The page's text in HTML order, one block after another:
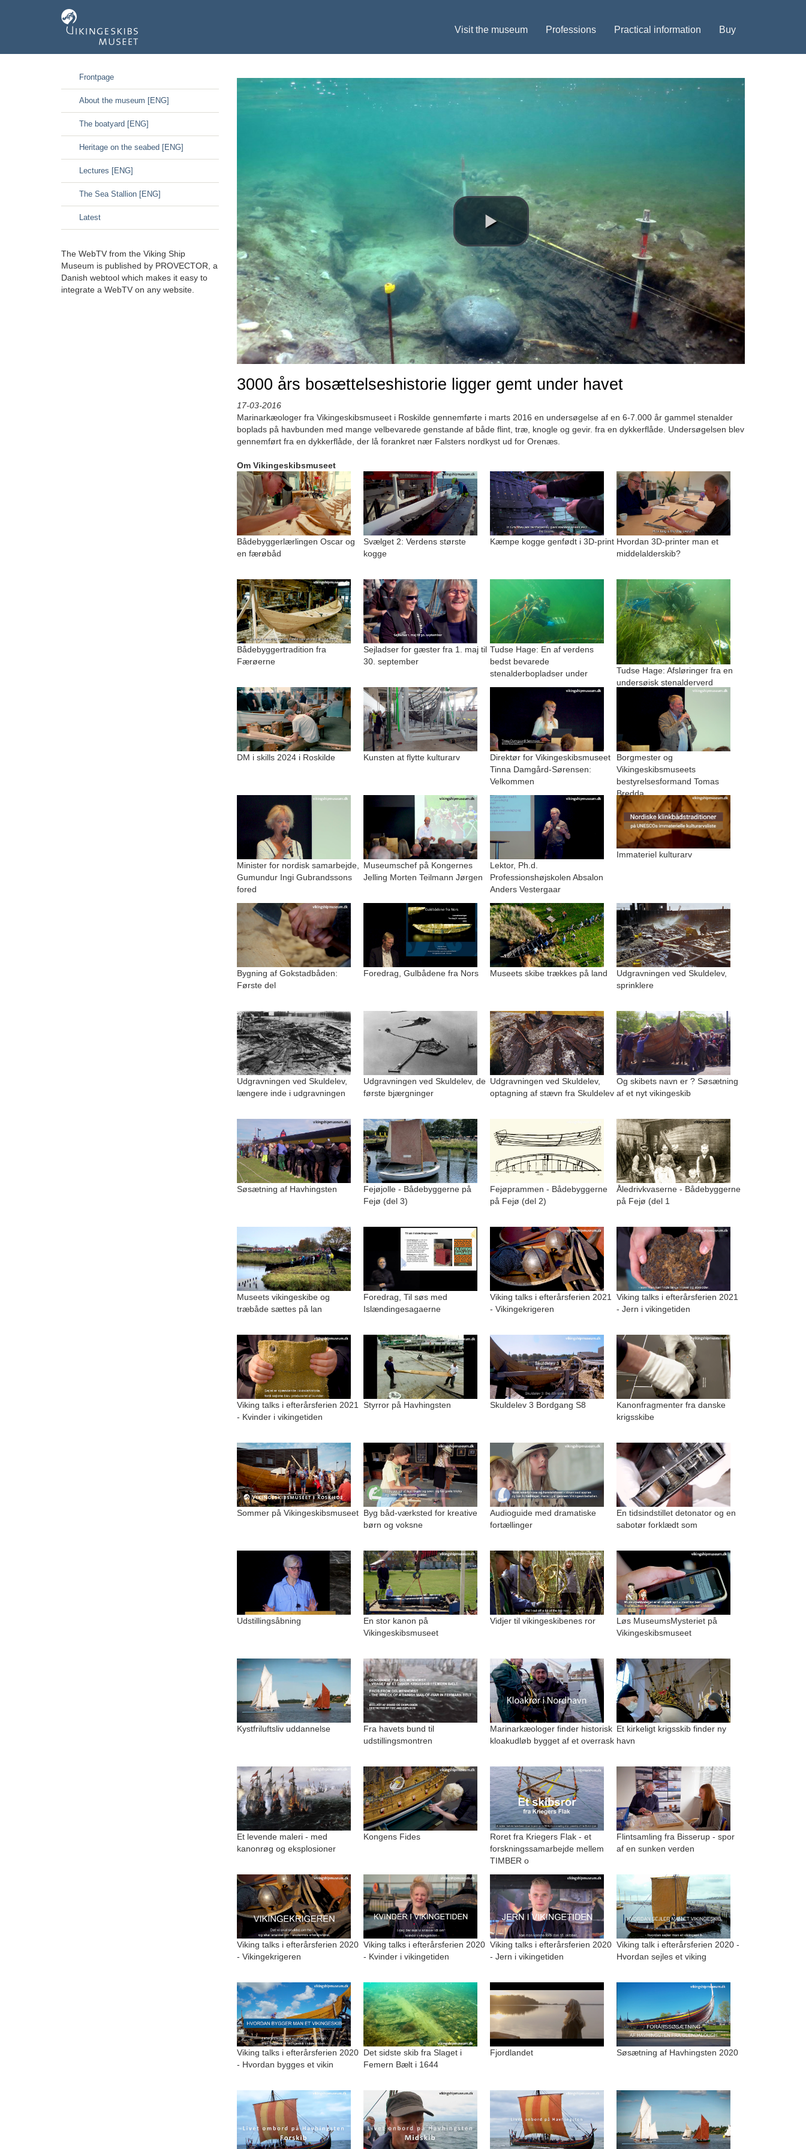
Visit the museum Professions Practical information Buy
Frontpage
About the museum [ENG]
The boatyard [ENG]
Heritage on the seabed [ENG]
Lectures [ENG]
The Sea Stallion [ENG]
Latest
The WebTV from the Viking Ship
Museum is published by PROVECTOR, a
Danish webtool which makes it easy to
integrate a WebTV on any website.
3000 års bosættelseshistorie ligger gemt under havet
17-03-2016
Marinarkæologer fra Vikingeskibsmuseet i Roskilde gennemførte i marts 2016 en undersøgelse af en 6-7.000 år gammel stenalder
boplads på havbunden med mange velbevarede genstande af både flint, træ, knogle og gevir. fra en dykkerflåde. Undersøgelsen blev
gennemført fra en dykkerflåde, der lå forankret nær Falsters nordkyst ud for Orenæs.
Om Vikingeskibsmuseet
Bådebyggerlærlingen Oscar og
en færøbåd
Svælget 2: Verdens største
kogge
Kæmpe kogge genfødt i 3D-print Hvordan 3D-printer man et
middelalderskib?
Bådebyggertradition fra
Færøerne
Sejladser for gæster fra 1. maj til
30. september
Tudse Hage: En af verdens
bedst bevarede
stenalderbopladser under
Tudse Hage: Afsløringer fra en
undersøisk stenalderverd
DM i skills 2024 i Roskilde Kunsten at flytte kulturarv
Direktør for Vikingeskibsmuseet
Tinna Damgård-Sørensen:
Velkommen
Borgmester og
Vikingeskibsmuseets
bestyrelsesformand Tomas
Bredda
Minister for nordisk samarbejde,
Gumundur Ingi Gubrandssons
fored
Museumschef på Kongernes
Jelling Morten Teilmann Jørgen
Lektor, Ph.d.
Professionshøjskolen Absalon
Anders Vestergaar
Immateriel kulturarv
Bygning af Gokstadbåden:
Første del
Foredrag, Gulbådene fra Nors Museets skibe trækkes på land
Udgravningen ved Skuldelev,
sprinklere
Udgravningen ved Skuldelev,
længere inde i udgravningen
Udgravningen ved Skuldelev, de
første bjærgninger
Udgravningen ved Skuldelev,
optagning af stævn fra Skuldelev
Og skibets navn er ? Søsætning
af et nyt vikingeskib
Søsætning af Havhingsten
Fejøjolle - Bådebyggerne på
Fejø (del 3)
Fejøprammen - Bådebyggerne
på Fejø (del 2)
Åledrivkvaserne - Bådebyggerne
på Fejø (del 1
Museets vikingeskibe og
træbåde sættes på lan
Foredrag, Til søs med
Islændingesagaerne
Viking talks i efterårsferien 2021
- Vikingekrigeren
Viking talks i efterårsferien 2021
- Jern i vikingetiden
Viking talks i efterårsferien 2021
- Kvinder i vikingetiden
Styrror på Havhingsten Skuldelev 3 Bordgang S8
Kanonfragmenter fra danske
krigsskibe
Sommer på Vikingeskibsmuseet Byg båd-værksted for kreative
børn og voksne
Audioguide med dramatiske
fortællinger
En tidsindstillet detonator og en
sabotør forklædt som
Udstillingsåbning
En stor kanon på
Vikingeskibsmuseet
Vidjer til vikingeskibenes ror
Løs MuseumsMysteriet på
Vikingeskibsmuseet
Kystfriluftsliv uddannelse
Fra havets bund til
udstillingsmontren
Marinarkæologer finder historisk
kloakudløb bygget af et overrask
Et kirkeligt krigsskib finder ny
havn
Et levende maleri - med
kanonrøg og eksplosioner
Kongens Fides
Roret fra Kriegers Flak - et
forskningssamarbejde mellem
TIMBER o
Flintsamling fra Bisserup - spor
af en sunken verden
Viking talks i efterårsferien 2020
- Vikingekrigeren
Viking talks i efterårsferien 2020
- Kvinder i vikingetiden
Viking talks i efterårsferien 2020
- Jern i vikingetiden
Viking talk i efterårsferien 2020 -
Hvordan sejles et viking
Viking talks i efterårsferien 2020
- Hvordan bygges et vikin
Det sidste skib fra Slaget i
Femern Bælt i 1644
Fjordlandet Søsætning af Havhingsten 2020